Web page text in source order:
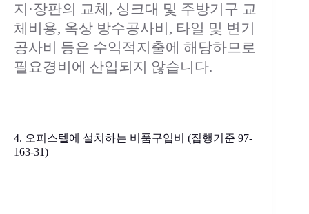
지·장판의 교체, 싱크대 및 주방기구 교
체비용, 옥상 방수공사비, 타일 및 변기
공사비 등은 수익적지출에 해당하므로
필요경비에 산입되지 않습니다.
4. 오피스텔에 설치하는 비품구입비 (집행기준 97-
163-31)